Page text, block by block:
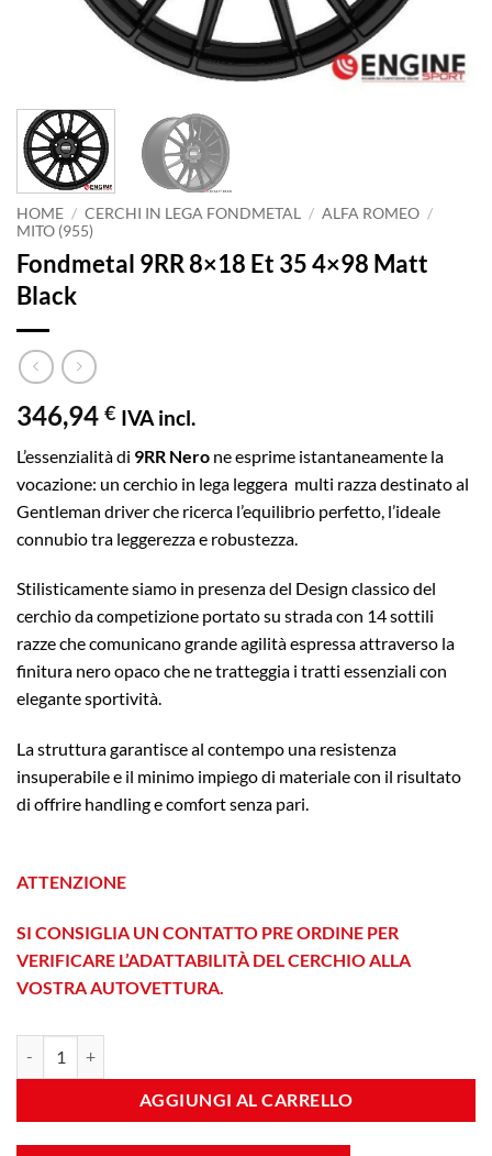
HOME / CERCHI IN LEGA FONDMETAL / ALFA ROMEO /
MITO (955)
Fondmetal 9RR 8×18 Et 35 4×98 Matt
Black
346,94 € IVA incl.
L’essenzialità di 9RR Nero ne esprime istantaneamente la
vocazione: un cerchio in lega leggera multi razza destinato al
Gentleman driver che ricerca l’equilibrio perfetto, l’ideale
connubio tra leggerezza e robustezza.
Stilisticamente siamo in presenza del Design classico del
cerchio da competizione portato su strada con 14 sottili
razze che comunicano grande agilità espressa attraverso la
finitura nero opaco che ne tratteggia i tratti essenziali con
elegante sportività.
La struttura garantisce al contempo una resistenza
insuperabile e il minimo impiego di materiale con il risultato
di offrire handling e comfort senza pari.
ATTENZIONE
SI CONSIGLIA UN CONTATTO PRE ORDINE PER
VERIFICARE L’ADATTABILITÀ DEL CERCHIO ALLA
VOSTRA AUTOVETTURA.
AGGIUNGI AL CARRELLO